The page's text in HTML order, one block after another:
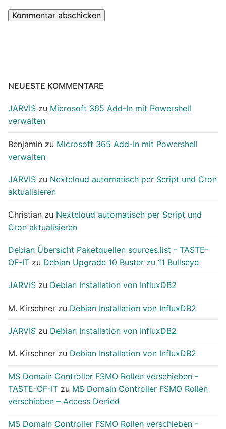
NEUESTE KOMMENTARE
JARVIS zu Microsoft 365 Add-In mit Powershell
verwalten
Benjamin zu Microsoft 365 Add-In mit Powershell
verwalten
JARVIS zu Nextcloud automatisch per Script und Cron
aktualisieren
Christian zu Nextcloud automatisch per Script und
Cron aktualisieren
Debian Übersicht Paketquellen sources.list - TASTE-
OF-IT zu Debian Upgrade 10 Buster zu 11 Bullseye
JARVIS zu Debian Installation von InfluxDB2
M. Kirschner zu Debian Installation von InfluxDB2
JARVIS zu Debian Installation von InfluxDB2
M. Kirschner zu Debian Installation von InfluxDB2
MS Domain Controller FSMO Rollen verschieben -
TASTE-OF-IT zu MS Domain Controller FSMO Rollen
verschieben – Access Denied
MS Domain Controller FSMO Rollen verschieben -